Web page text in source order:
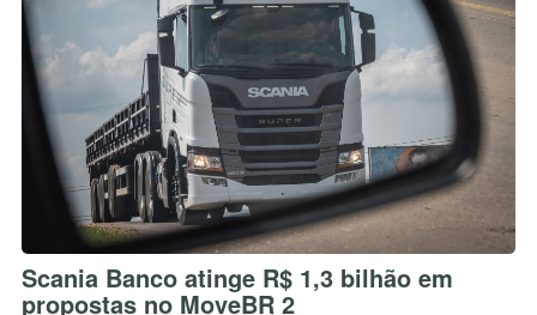
Scania Banco atinge R$ 1,3 bilhão em
propostas no MoveBR 2